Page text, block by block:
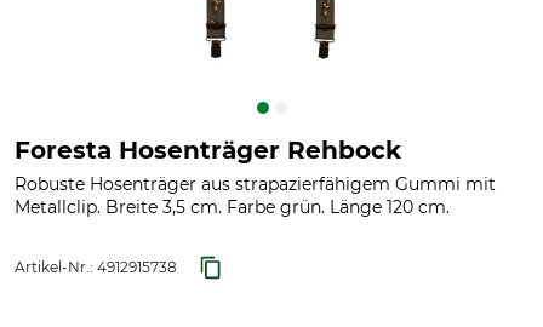
Foresta Hosenträger Rehbock
Robuste Hosenträger aus strapazierfähigem Gummi mit
Metallclip. Breite 3,5 cm. Farbe grün. Länge 120 cm.
Artikel-Nr.: 4912915738